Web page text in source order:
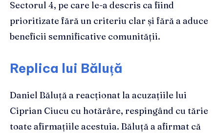
Sectorul 4, pe care le-a descris ca fiind
prioritizate fără un criteriu clar și fără a aduce
beneficii semnificative comunității.
Replica lui Băluță
Daniel Băluță a reacționat la acuzațiile lui
Ciprian Ciucu cu hotărâre, respingând cu tărie
toate afirmațiile acestuia. Băluță a afirmat că